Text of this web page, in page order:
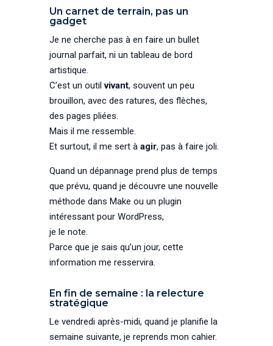
Un carnet de terrain, pas un
gadget
Je ne cherche pas à en faire un bullet
journal parfait, ni un tableau de bord
artistique.
C’est un outilvivant, souvent un peu
brouillon, avec des ratures, des flèches,
des pages pliées.
Mais il me ressemble.
Et surtout, il me sert à agir, pas à faire joli.
Quand un dépannage prend plus de temps
que prévu, quand je découvre une nouvelle
méthode dans Make ou un plugin
intéressant pour WordPress,
je le note.
Parce que je sais qu’un jour, cette
information me resservira.
En fin de semaine : la relecture
stratégique
Le vendredi après-midi, quand je planifie la
semaine suivante, je reprends mon cahier.